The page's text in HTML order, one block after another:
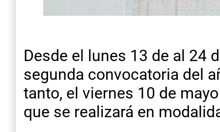
Desde el lunes 13 de al 24
segunda convocatoria del
tanto, el viernes 10 de
que se realizará en